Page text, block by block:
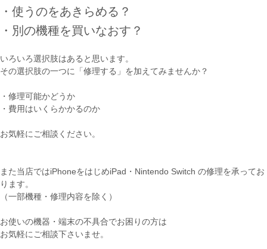
・使うのをあきらめる？
・別の機種を買いなおす？
いろいろ選択肢はあると思います。
その選択肢の一つに「修理する」を加えてみませんか？
・修理可能かどうか
・費用はいくらかかるのか
お気軽にご相談ください。
また当店ではiPhoneをはじめiPad・Nintendo Switch の修理を承ってお
ります。
（一部機種・修理内容を除く）
お使いの機器・端末の不具合でお困りの方は
お気軽にご相談下さいませ。